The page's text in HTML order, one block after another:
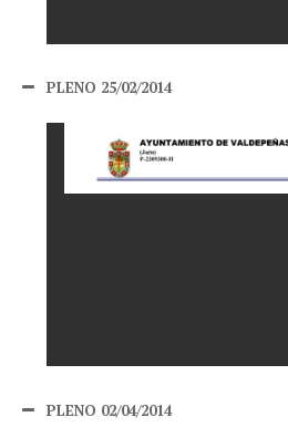
PLENO 25/02/2014
PLENO 02/04/2014